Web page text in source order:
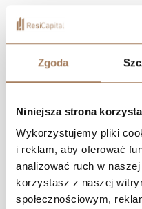
Zgoda
Niniejsza strona
Wykorzystujemy pliki
i reklam, aby oferować
analizować ruch w
korzystasz z naszej
społecznościowym,
Nowoczesne
myślą o tych, którzy
Wysokiej klasy
doskonała lokalizacja
POBIERZ
ZNAJDŹ